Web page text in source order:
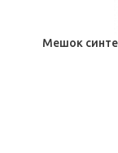
Мешок